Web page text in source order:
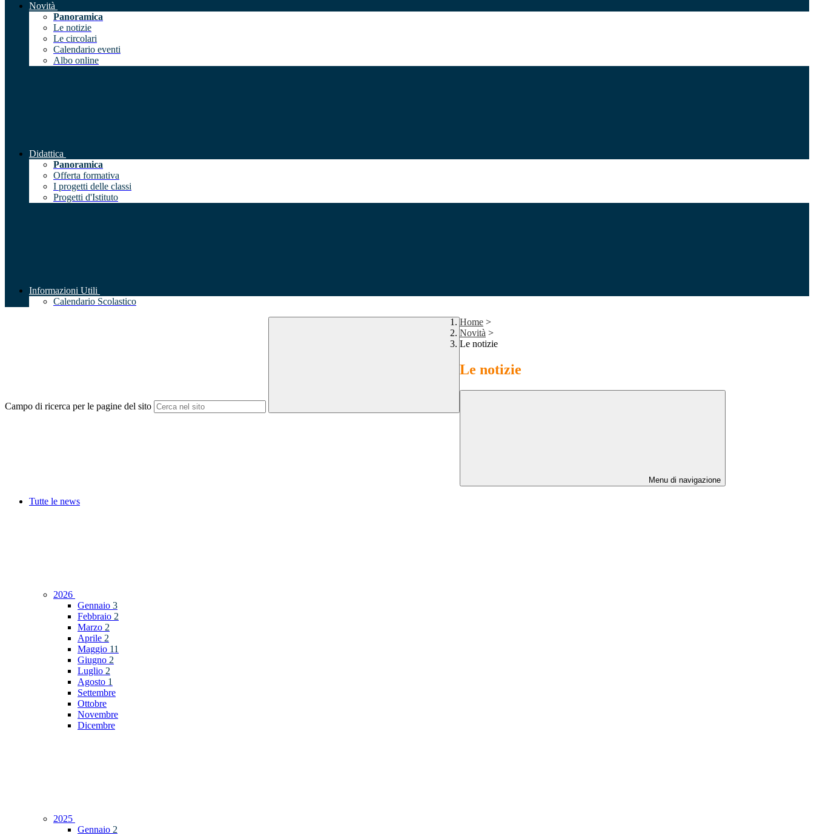
Novità
Panoramica
Le notizie
Le circolari
Calendario eventi
Albo online
Didattica
Panoramica
Offerta formativa
I progetti delle classi
Progetti d'Istituto
Informazioni Utili
Calendario Scolastico
Campo di ricerca per le pagine del sito
Home >
Novità >
Le notizie
Le notizie
Menu di navigazione
Tutte le news
2026
Gennaio 3
Febbraio 2
Marzo 2
Aprile 2
Maggio 11
Giugno 2
Luglio 2
Agosto 1
Settembre
Ottobre
Novembre
Dicembre
2025
Gennaio 2